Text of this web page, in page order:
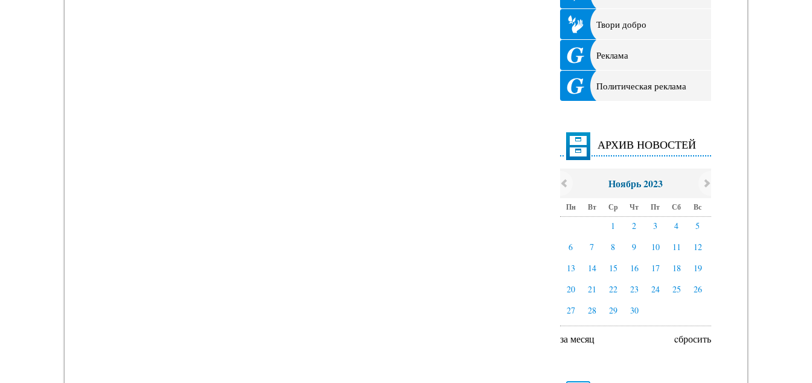
Твори добро
Реклама
Политическая реклама
АРХИВ НОВОСТЕЙ
Ноябрь 2023
Пн Вт Ср Чт Пт Сб Вс
1 2 3 4
5
6
7 8 9 10 11
12
13
14 15 16 17 18
19
20
21 22 23 24 25
26
27
28 29 30
за месяц cбросить